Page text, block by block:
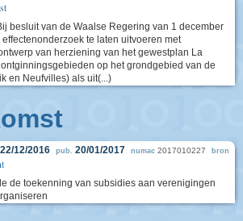
besluit van de Waalse Regering van 1 december
te laten uitvoeren met
van herziening van het gewestplan La
op het grondgebied van de
en Neufvilles) als uit(...)
22/12/2016 pub. 20/01/2017 numac 2017010227 bron
de toekenning van subsidies aan verenigingen